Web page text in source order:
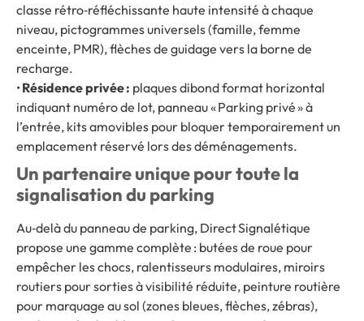
classe rétro‑réfléchissante haute intensité à chaque
niveau, pictogrammes universels (famille, femme
enceinte, PMR), flèches de guidage vers la borne de
recharge.
• Résidence privée : plaques dibond format horizontal
indiquant numéro de lot, panneau « Parking privé » à
l’entrée, kits amovibles pour bloquer temporairement un
emplacement réservé lors des déménagements.
Un partenaire unique pour toute la
signalisation du parking
Au‑delà du panneau de parking, Direct Signalétique
propose une gamme complète : butées de roue pour
empêcher les chocs, ralentisseurs modulaires, miroirs
routiers pour sorties à visibilité réduite, peinture routière
pour marquage au sol (zones bleues, flèches, zébras),